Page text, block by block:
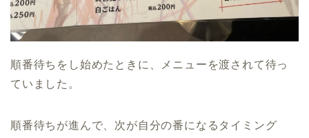
順番待ちをし始めたときに、メニューを渡されて待っ
ていました。
順番待ちが進んで、次が自分の番になるタイミング